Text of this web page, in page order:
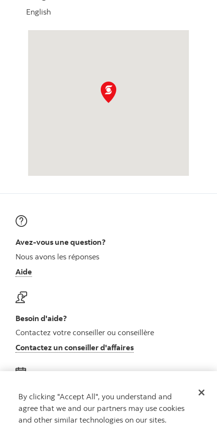
English
Avez-vous une question?
Nous avons les réponses
Aide
Besoin d'aide?
Contactez votre conseiller ou conseillère
Contactez un conseiller d'affaires
Obtenez des conseils
Rencontrez un conseiller
Prenez rendez-vous
By clicking "Accept All", you understand and
agree that we and our partners may use cookies
and other similar technologies on our sites.